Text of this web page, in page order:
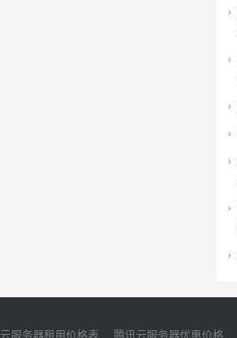
服务器租用价格表 腾讯云服务器优惠价格